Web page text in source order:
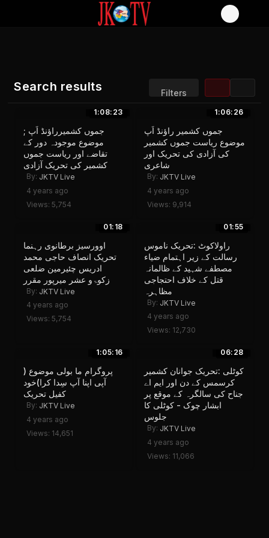
Filters
Search results
Results/Page:
1:08:23
جموں کشمیرراؤنڈ اَپ ;
موضوع موجودہ دور کے
تقاضے اور ریاست جموں
کشمیر کی تحریک آزادی
By: JKTV Live
4 years ago
Views: 5,754
1:06:26
جموں کشمیر راؤنڈ اَپ
موضوع ریاست جموں کشمیر
کی آزادی کی تحریک اور
شاعری
By: JKTV Live
4 years ago
Views: 9,914
01:18
اوورسیز برطانوی رہنما
تحریک انصاف حاجی محمد
ادریس چئیرمین ضلعی
زکوۃو عشر میرپور مقرر
By: JKTV Live
4 years ago
Views: 5,754
01:55
راولاکوٹ :تحریک ناموس
رسالت کے زیر اہتمام ضیاء
مصطفے شہید کے ظالمانہ
قتل کے خلاف احتجاجی
مظاہرہ
By: JKTV Live
4 years ago
Views: 12,730
1:05:16
پروگرام ما بولی موضوع (
آپی اپنا آپ سِدا کرا)خود
کفیل تحریک
By: JKTV Live
4 years ago
Views: 14,651
06:28
کوٹلی :تحریک جوانان کشمیر
کرسمس کے دن اور ایم اے
جناح کی سالگرہ کے موقع پر
ابشار چوک - کوٹلی کا
جلوس
By: JKTV Live
4 years ago
Views: 11,066